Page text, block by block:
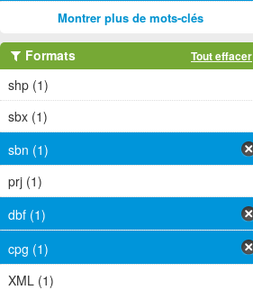
Montrer plus de mots-clés
Formats Tout effacer
shp (1)
sbx (1)
sbn (1)
prj (1)
dbf (1)
cpg (1)
XML (1)